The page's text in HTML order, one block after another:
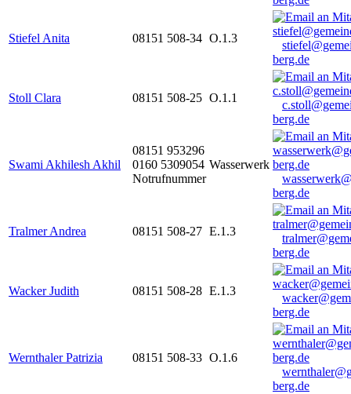
Stiefel Anita 08151 508-34 O.1.3
berg.de
Stoll Clara 08151 508-25 O.1.1
berg.de
Swami Akhilesh Akhil
08151 953296
0160 5309054
Notrufnummer
Wasserwerk
berg.de
Tralmer Andrea 08151 508-27 E.1.3
berg.de
Wacker Judith 08151 508-28 E.1.3
berg.de
Wernthaler Patrizia 08151 508-33 O.1.6
berg.de